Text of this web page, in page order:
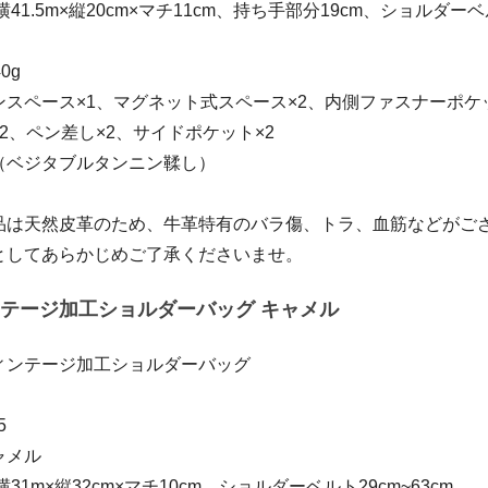
41.5m×縦20cm×マチ11cm、持ち手部分19cm、ショルダー
スペース×1、マグネット式スペース×2、内側ファスナーポケ
、ペン差し×2、サイドポケット×2
ジタブルタンニン鞣し）
天然皮革のため、牛革特有のバラ傷、トラ、血筋などがご
てあらかじめご了承くださいませ。
ージ加工ショルダーバッグ キャメル
ンテージ加工ショルダーバッグ
メル